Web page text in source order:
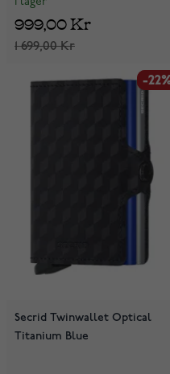
1 699,00 Kr
999,00 Kr
-
-
Secrid Twinwallet Optical
Titanium Blue